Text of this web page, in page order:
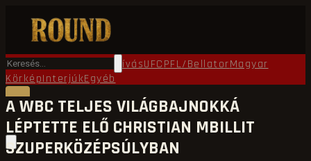
FőoldalRound TV ÖkölvívásUFCPFL/BellatorMagyar
KörképInterjúkEgyéb
A WBC TELJES VILÁGBAJNOKKÁ
LÉPTETTE ELŐ CHRISTIAN MBILLIT
SZUPERKÖZÉPSÚLYBAN